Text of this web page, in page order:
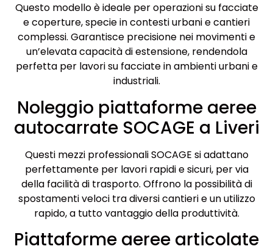
Questo modello è ideale per operazioni su facciate
e coperture, specie in contesti urbani e cantieri
complessi. Garantisce precisione nei movimenti e
un’elevata capacità di estensione, rendendola
perfetta per lavori su facciate in ambienti urbani e
industriali.
Noleggio piattaforme aeree
autocarrate SOCAGE a Liveri
Questi mezzi professionali SOCAGE si adattano
perfettamente per lavori rapidi e sicuri, per via
della facilità di trasporto. Offrono la possibilità di
spostamenti veloci tra diversi cantieri e un utilizzo
rapido, a tutto vantaggio della produttività.
Piattaforme aeree articolate